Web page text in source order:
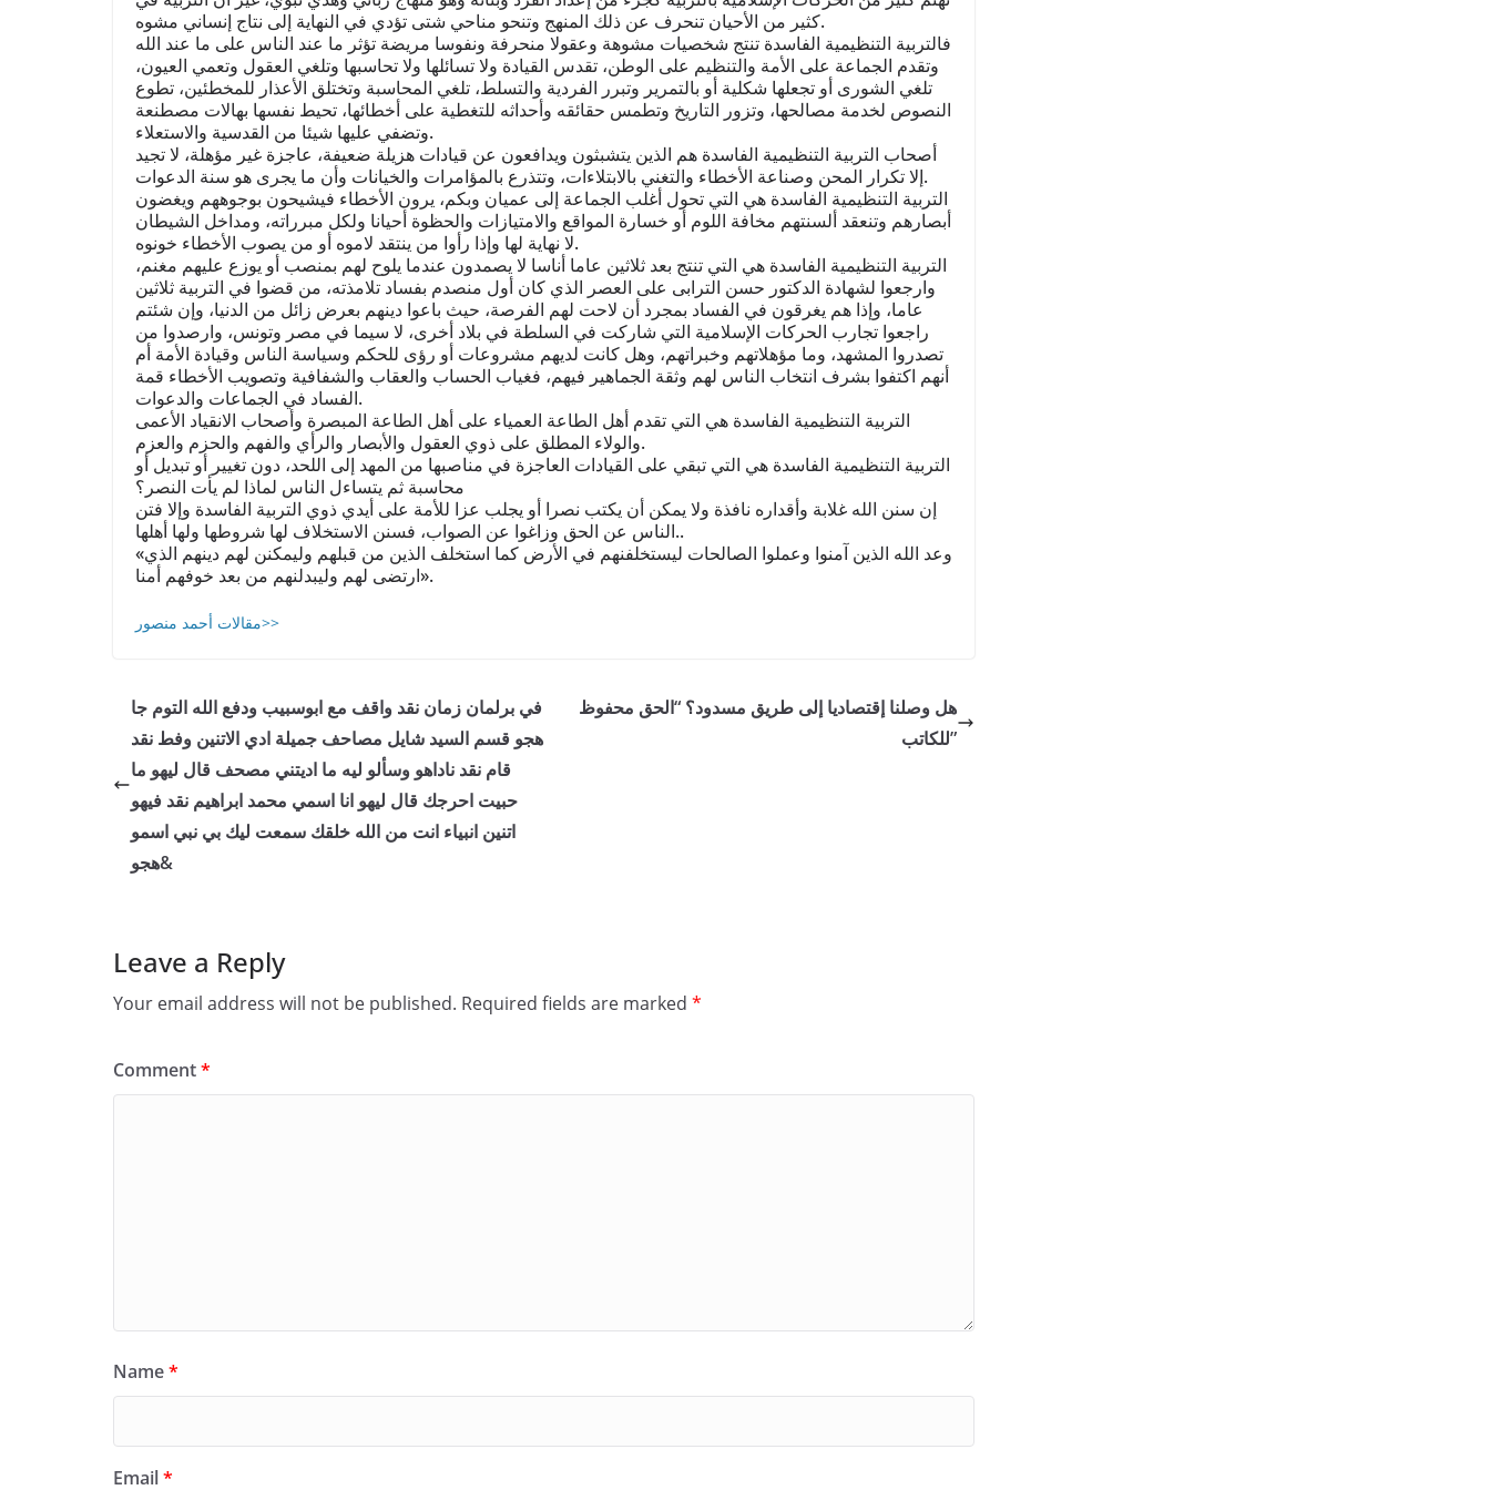
كثير من الأحيان تنحرف عن ذلك المنهج وتنحو مناحي شتى تؤدي في النهاية إلى نتاج إنساني مشوه.
فالتربية التنظيمية الفاسدة تنتج شخصيات مشوهة وعقولا منحرفة ونفوسا مريضة تؤثر ما عند الناس على ما عند الله
وتقدم الجماعة على الأمة والتنظيم على الوطن، تقدس القيادة ولا تسائلها ولا تحاسبها وتلغي العقول وتعمي العيون،
تلغي الشورى أو تجعلها شكلية أو بالتمرير وتبرر الفردية والتسلط، تلغي المحاسبة وتختلق الأعذار للمخطئين، تطوع
النصوص لخدمة مصالحها، وتزور التاريخ وتطمس حقائقه وأحداثه للتغطية على أخطائها، تحيط نفسها بهالات مصطنعة
وتضفي عليها شيئا من القدسية والاستعلاء.
أصحاب التربية التنظيمية الفاسدة هم الذين يتشبثون ويدافعون عن قيادات هزيلة ضعيفة، عاجزة غير مؤهلة، لا تجيد
إلا تكرار المحن وصناعة الأخطاء والتغني بالابتلاءات، وتتذرع بالمؤامرات والخيانات وأن ما يجرى هو سنة الدعوات.
التربية التنظيمية الفاسدة هي التي تحول أغلب الجماعة إلى عميان وبكم، يرون الأخطاء فيشيحون بوجوههم ويغضون
أبصارهم وتنعقد ألسنتهم مخافة اللوم أو خسارة المواقع والامتيازات والحظوة أحيانا ولكل مبرراته، ومداخل الشيطان
لا نهاية لها وإذا رأوا من ينتقد لاموه أو من يصوب الأخطاء خونوه.
التربية التنظيمية الفاسدة هي التي تنتج بعد ثلاثين عاما أناسا لا يصمدون عندما يلوح لهم بمنصب أو يوزع عليهم مغنم،
وارجعوا لشهادة الدكتور حسن الترابى على العصر الذي كان أول منصدم بفساد تلامذته، من قضوا في التربية ثلاثين
عاما، وإذا هم يغرقون في الفساد بمجرد أن لاحت لهم الفرصة، حيث باعوا دينهم بعرض زائل من الدنيا، وإن شئتم
راجعوا تجارب الحركات الإسلامية التي شاركت في السلطة في بلاد أخرى، لا سيما في مصر وتونس، وارصدوا من
تصدروا المشهد، وما مؤهلاتهم وخبراتهم، وهل كانت لديهم مشروعات أو رؤى للحكم وسياسة الناس وقيادة الأمة أم
أنهم اكتفوا بشرف انتخاب الناس لهم وثقة الجماهير فيهم، فغياب الحساب والعقاب والشفافية وتصويب الأخطاء قمة
الفساد في الجماعات والدعوات.
التربية التنظيمية الفاسدة هي التي تقدم أهل الطاعة العمياء على أهل الطاعة المبصرة وأصحاب الانقياد الأعمى
والولاء المطلق على ذوي العقول والأبصار والرأي والفهم والحزم والعزم.
التربية التنظيمية الفاسدة هي التي تبقي على القيادات العاجزة في مناصبها من المهد إلى اللحد، دون تغيير أو تبديل أو
محاسبة ثم يتساءل الناس لماذا لم يأت النصر؟
إن سنن الله غلابة وأقداره نافذة ولا يمكن أن يكتب نصرا أو يجلب عزا للأمة على أيدي ذوي التربية الفاسدة وإلا فتن
الناس عن الحق وزاغوا عن الصواب، فسنن الاستخلاف لها شروطها ولها أهلها..
«وعد الله الذين آمنوا وعملوا الصالحات ليستخلفنهم في الأرض كما استخلف الذين من قبلهم وليمكنن لهم دينهم الذي
ارتضى لهم وليبدلنهم من بعد خوفهم أمنا».
مقالات أحمد منصور>>
في برلمان زمان نقد واقف مع ابوسبيب ودفع الله التوم جا
هجو قسم السيد شايل مصاحف جميلة ادي الاتنين وفط نقد
قام نقد ناداهو وسألو ليه ما اديتني مصحف قال ليهو ما
حبيت احرجك قال ليهو انا اسمي محمد ابراهيم نقد فيهو
اتنين انبياء انت من الله خلقك سمعت ليك بي نبي اسمو
هجو&
هل وصلنا إقتصاديا إلى طريق مسدود؟ “الحق محفوظ
للكاتب”
Leave a Reply
Your email address will not be published. Required fields are marked *
Comment*
Name*
Email*